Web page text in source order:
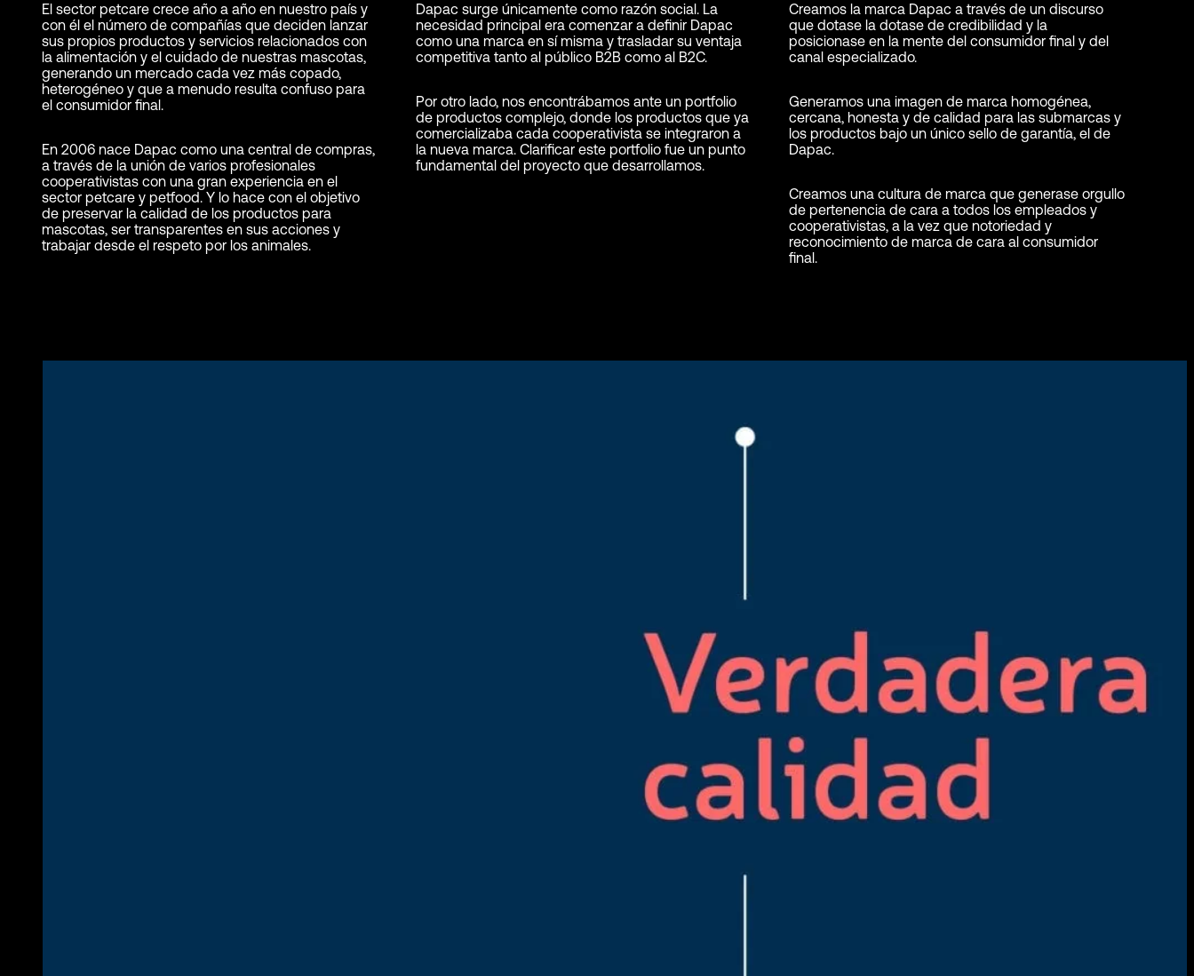
El sector petcare crece año a año en nuestro país y
con él el número de compañías que deciden lanzar
sus propios productos y servicios relacionados con
la alimentación y el cuidado de nuestras mascotas,
generando un mercado cada vez más copado,
heterogéneo y que a menudo resulta confuso para
el consumidor final.
En 2006 nace Dapac como una central de compras,
a través de la unión de varios profesionales
cooperativistas con una gran experiencia en el
sector petcare y petfood. Y lo hace con el objetivo
de preservar la calidad de los productos para
mascotas, ser transparentes en sus acciones y
trabajar desde el respeto por los animales.
Dapac surge únicamente como razón social. La
necesidad principal era comenzar a definir Dapac
como una marca en sí misma y trasladar su ventaja
competitiva tanto al público B2B como al B2C.
Por otro lado, nos encontrábamos ante un portfolio
de productos complejo, donde los productos que ya
comercializaba cada cooperativista se integraron a
la nueva marca. Clarificar este portfolio fue un punto
fundamental del proyecto que desarrollamos.
Creamos la marca Dapac a través de un discurso
que dotase la dotase de credibilidad y la
posicionase en la mente del consumidor final y del
canal especializado.
Generamos una imagen de marca homogénea,
cercana, honesta y de calidad para las submarcas y
los productos bajo un único sello de garantía, el de
Dapac.
Creamos una cultura de marca que generase orgullo
de pertenencia de cara a todos los empleados y
cooperativistas, a la vez que notoriedad y
reconocimiento de marca de cara al consumidor
final.